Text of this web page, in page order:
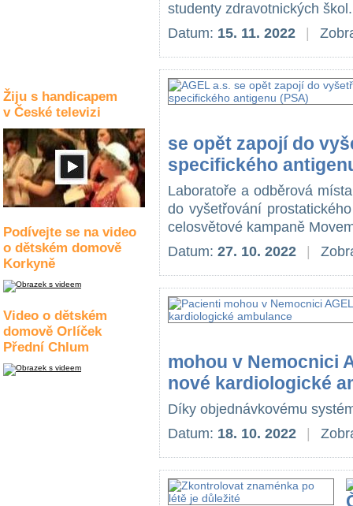
Žiju s handicapem
v České televizi
Podívejte se na video
o dětském domově
Korkyně
Video o dětském
domově Orlíček
Přední Chlum
studenty zdravotnických
Datum: 15. 11. 2022
se opět zapojí do
specifického
Laboratoře a odběrová
do vyšetřování
celosvětové kampaně
Datum: 27. 10. 2022
mohou v Nemocnici
nové kardiologické
Díky objednávkovému
Datum: 18. 10. 2022